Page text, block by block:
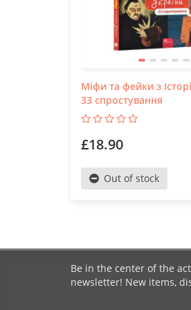
Міфи та фейки з
33 спростування
£18.90
Out of stock
Be in the center of the
newsletter! New items,